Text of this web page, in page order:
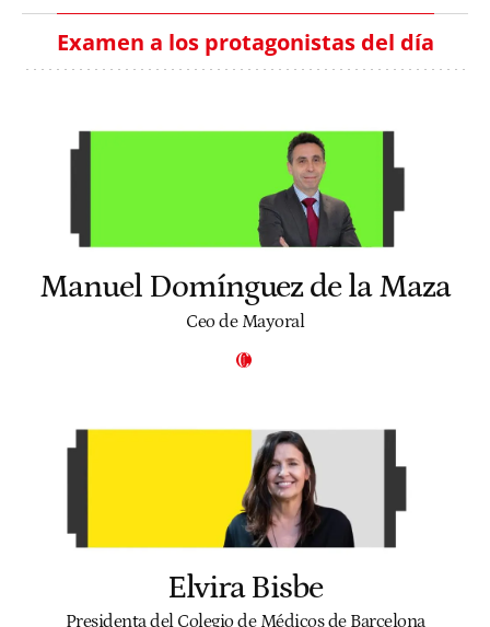
Examen a los protagonistas del día
Manuel Domínguez de la Maza
Ceo de Mayoral
Elvira Bisbe
Presidenta del Colegio de Médicos de Barcelona